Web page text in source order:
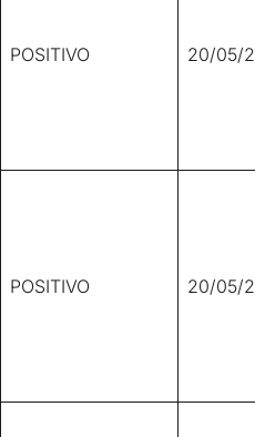
POSITIVO 20/05/
POSITIVO 20/05/